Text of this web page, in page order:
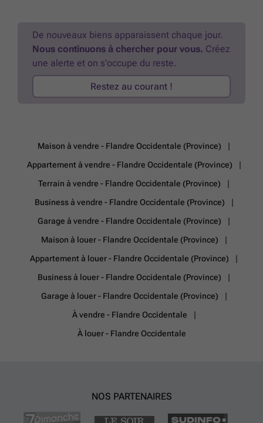
une prise en main rapide pour toute entreprise souhaitant s’implanter
dans un environnement professionnel performant. Implanté dans le
parc d’entreprises durable « Stuyf », cet ensemble rassemble 32
unités KMO pouvant être réunies jusqu’à 1 145 m², garantissant ainsi
une grande flexibilité d’aménagement et d’expansion. La situation
stratégique le long de la Stuivenbergstraat assure une excellente
connexion avec la E403, offrant un accès fluide à l’ensemble de la
ou organiser une visite sans engagement, nous vous invitons à
contacter PANORAMA B2B au ### Ne manquez pas cette occasion
unique d’investir dans un bien immobilier industriel moderne et
De nouveaux biens apparaissent chaque jour.
Nous continuons à chercher pour vous. Créez
une alerte et on s'occupe du reste.
Restez au courant !
Maison à vendre - Flandre Occidentale (Province)
Appartement à vendre - Flandre Occidentale (Province)
Terrain à vendre - Flandre Occidentale (Province)
Business à vendre - Flandre Occidentale (Province)
Garage à vendre - Flandre Occidentale (Province)
Maison à louer - Flandre Occidentale (Province)
Appartement à louer - Flandre Occidentale (Province)
Business à louer - Flandre Occidentale (Province)
Garage à louer - Flandre Occidentale (Province)
À vendre - Flandre Occidentale
À louer - Flandre Occidentale
NOS PARTENAIRES